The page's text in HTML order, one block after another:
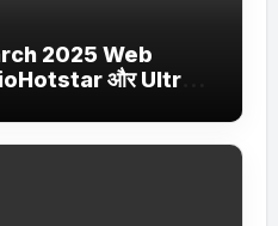
2025 Web